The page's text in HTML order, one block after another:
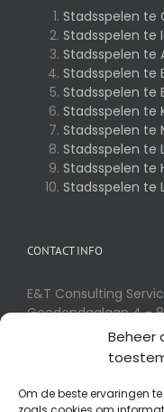
Beheer
Om de beste ervaringen
Stadsspelen te
Stadsspelen te
Stadsspelen te
Stadsspelen te
Stadsspelen te
Stadsspelen te
Stadsspelen te
Stadsspelen te
Stadsspelen te
Stadsspelen te
CONTACT INFO
E&T Consulting
Goedendaglaan 4 -
056 32 54
info@eotm.be